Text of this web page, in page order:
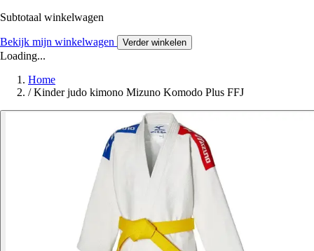
Subtotaal winkelwagen
Bekijk mijn winkelwagen Verder winkelen
Loading...
Home
/ Kinder judo kimono Mizuno Komodo Plus FFJ